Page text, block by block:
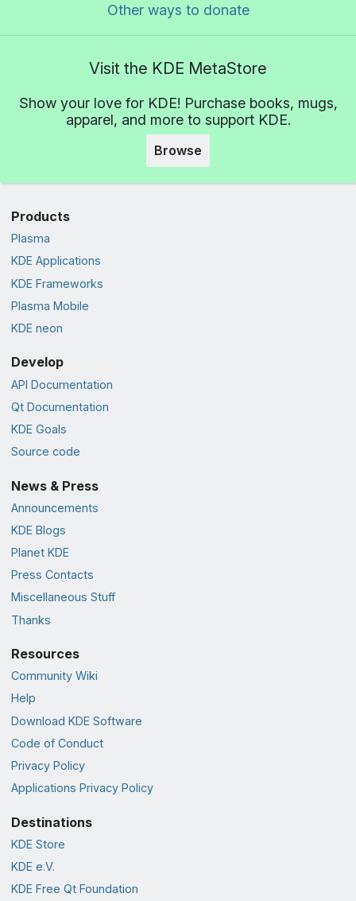
Other ways to donate
Visit the KDE MetaStore
Show your love for KDE! Purchase books, mugs,
apparel, and more to support KDE.
Browse
Products
Plasma
KDE Applications
KDE Frameworks
Plasma Mobile
KDE neon
Develop
API Documentation
Qt Documentation
KDE Goals
Source code
News & Press
Announcements
KDE Blogs
Planet KDE
Press Contacts
Miscellaneous Stuff
Thanks
Resources
Community Wiki
Help
Download KDE Software
Code of Conduct
Privacy Policy
Applications Privacy Policy
Destinations
KDE Store
KDE e.V.
KDE Free Qt Foundation